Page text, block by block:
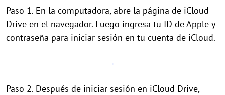
Paso 1. En la computadora, abre la página de iCloud
Drive en el navegador. Luego ingresa tu ID de Apple y
contraseña para iniciar sesión en tu cuenta de iCloud.
Paso 2. Después de iniciar sesión en iCloud Drive,